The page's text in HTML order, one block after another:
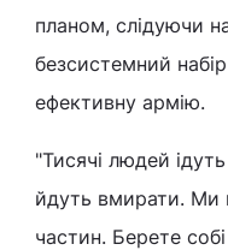
планом, слідуючи
безсистемний
ефективну армію.
"Тисячі людей
йдуть вмирати. Ми
частин. Берете